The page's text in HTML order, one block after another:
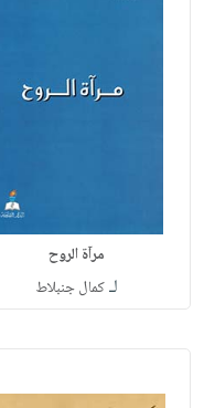
مرآة الروح
لـكمال جنبلاط